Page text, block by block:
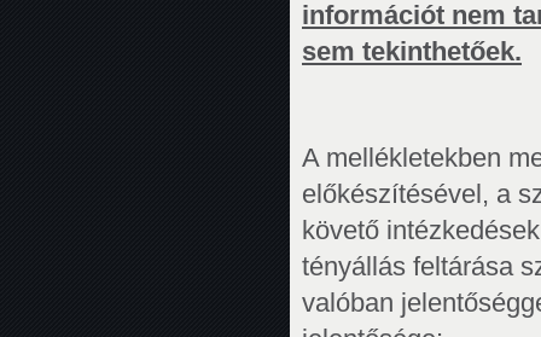
információt nem
sem tekinthetőek.
A mellékletekben
előkészítésével, a
követő
tényállás feltárása
valóban